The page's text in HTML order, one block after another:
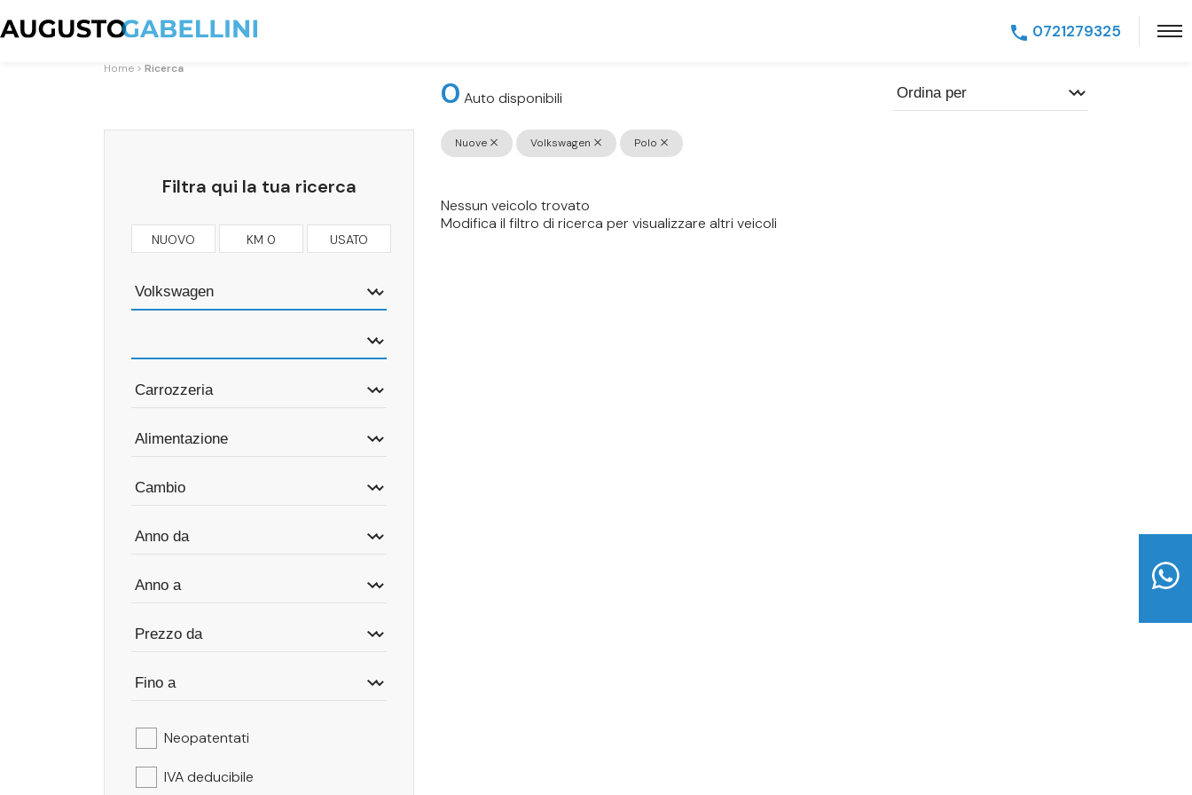
0721279325
Home Ricerca
0 Auto disponibili
Filtra qui la tua ricerca
NUOVO KM 0 USATO
Neopatentati
IVA deducibile
Nuove Volkswagen Polo
Nessun veicolo trovato
Modifica il filtro di ricerca per visualizzare altri veicoli